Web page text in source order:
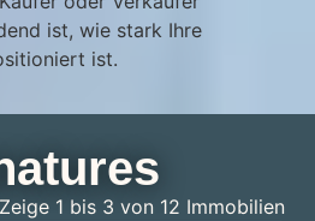
ist, wie stark Ihre
ist.
Zeige 1 bis 3 von 12 Immobilien